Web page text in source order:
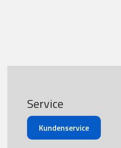
Service
Kundenservice